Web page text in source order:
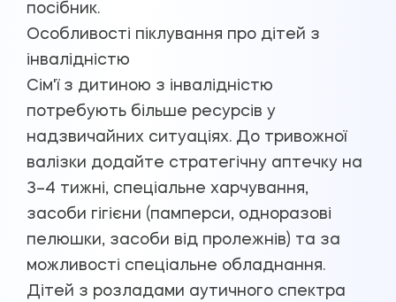
посібник.
Особливості піклування про дітей з
інвалідністю
Сім'ї з дитиною з інвалідністю
потребують більше ресурсів у
надзвичайних ситуаціях. До тривожної
валізки додайте стратегічну аптечку на
3–4 тижні, спеціальне харчування,
засоби гігієни (памперси, одноразові
пелюшки, засоби від пролежнів) та за
можливості спеціальне обладнання.
Дітей з розладами аутичного спектра